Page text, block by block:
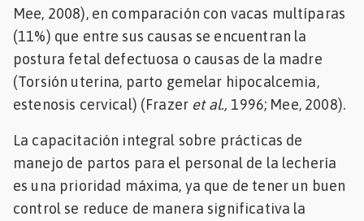
Mee, 2008), en comparación con vacas multíparas
(11%) que entre sus causas se encuentran la
postura fetal defectuosa o causas de la madre
(Torsión uterina, parto gemelar hipocalcemia,
estenosis cervical) (Frazer et al., 1996; Mee, 2008).
La capacitación integral sobre prácticas de
manejo de partos para el personal de la lechería
es una prioridad máxima, ya que de tener un buen
control se reduce de manera significativa la